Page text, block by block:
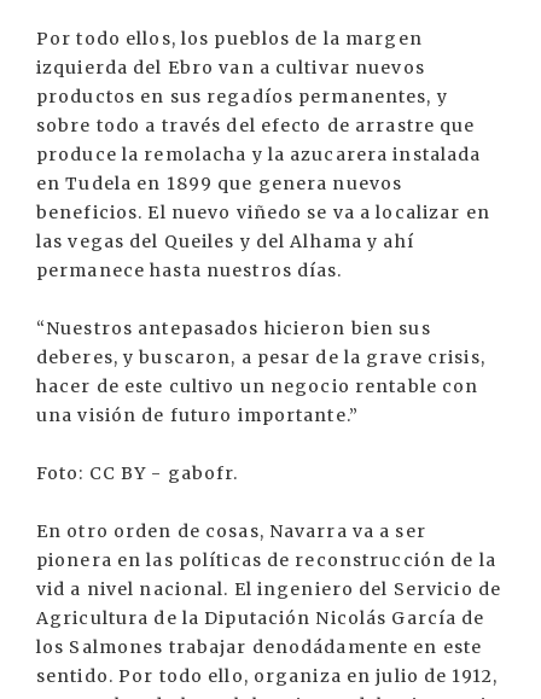
Por todo ellos, los pueblos de la margen
izquierda del Ebro van a cultivar nuevos
productos en sus regadíos permanentes, y
sobre todo a través del efecto de arrastre que
produce la remolacha y la azucarera instalada
en Tudela en 1899 que genera nuevos
beneficios. El nuevo viñedo se va a localizar en
las vegas del Queiles y del Alhama y ahí
permanece hasta nuestros días.
“Nuestros antepasados hicieron bien sus
deberes, y buscaron, a pesar de la grave crisis,
hacer de este cultivo un negocio rentable con
una visión de futuro importante.”
Foto: CC BY - gabofr.
En otro orden de cosas, Navarra va a ser
pionera en las políticas de reconstrucción de la
vid a nivel nacional. El ingeniero del Servicio de
Agricultura de la Diputación Nicolás García de
los Salmones trabajar denodádamente en este
sentido. Por todo ello, organiza en julio de 1912,